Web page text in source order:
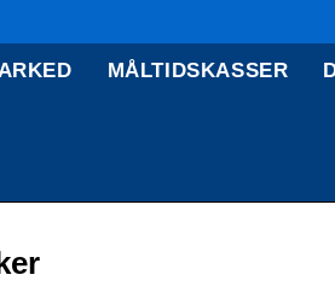
MÅLTIDSKASSER